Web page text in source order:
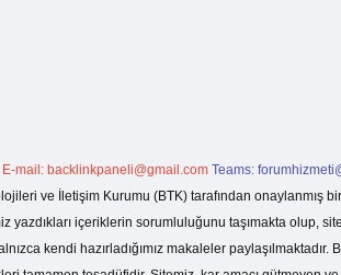
E-mail: backlinkpaneli@gmail.com Teams:
ve İletişim Kurumu (BTK) tarafından
yazdıkları içeriklerin sorumluluğunu taşımakta olup,
kendi hazırladığımız makaleler